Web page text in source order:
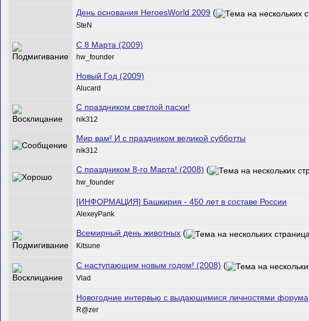
День основания HeroesWorld 2009 (
SteN
C 8 Марта (2009)
hw_founder
Новый Год (2009)
Alucard
С праздником светлой пасхи!
nik312
Мир вам! И с праздником великой субботты
nik312
С праздником 8-го Марта! (2008) (
hw_founder
[ИНФОРМАЦИЯ] Башкирия - 450 лет в составе России
AlexeyPank
Всемирный день животных (
Kitsune
С наступающим новым годом! (2008) (
Vlad
Новогодние интервью с выдающимися личностями форума
R@zer